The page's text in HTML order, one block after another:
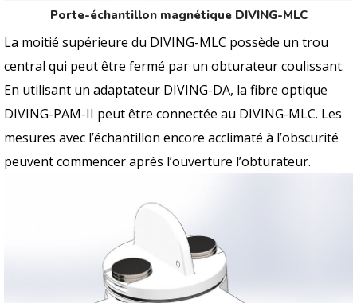
Porte-échantillon magnétique DIVING-MLC
La moitié supérieure du DIVING-MLC possède un trou
central qui peut être fermé par un obturateur coulissant.
En utilisant un adaptateur DIVING-DA, la fibre optique
DIVING-PAM-II peut être connectée au DIVING-MLC. Les
mesures avec l’échantillon encore acclimaté à l’obscurité
peuvent commencer après l’ouverture l’obturateur.